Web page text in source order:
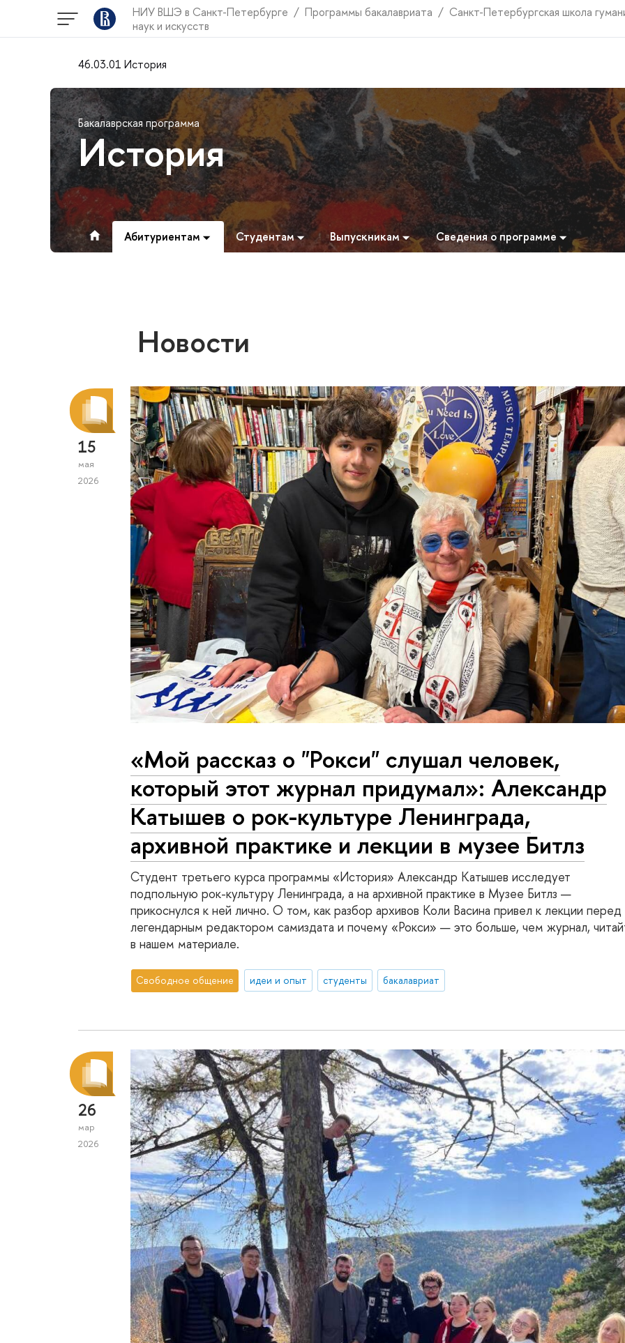
НИУ ВШЭ в Санкт-Петербурге Программы бакалавриата
Санкт-Петербургская школа
наук и искусств
46.03.01 История
Бакалаврская программа
История
Абитуриентам Студентам Выпускникам Сведения о программе
Новости
15
мая
2026
«Мой рассказ о "Рокси" слушал человек,
который этот журнал придумал»: Александр
Катышев о рок-культуре Ленинграда,
архивной практике и лекции в музее Битлз
Студент третьего курса программы «История» Александр Катышев исследует
подпольную рок-культуру Ленинграда, а на архивной практике в Музее Битлз —
прикоснулся к ней лично. О том, как разбор архивов Коли Васина привел к лекции перед
легендарным редактором самиздата и почему «Рокси» — это больше, чем журнал,
в нашем материале.
Свободное общение идеи и опыт студенты бакалавриат
26
мар
2026